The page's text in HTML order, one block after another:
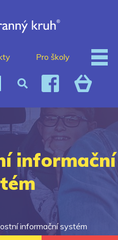
Pro školy
informační
informační systém